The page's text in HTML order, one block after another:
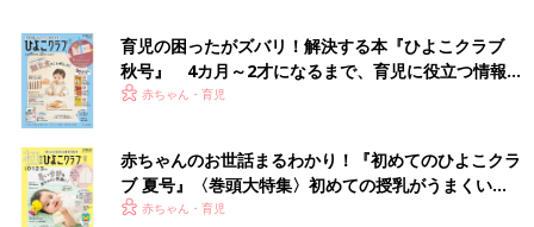
出典：Instagramアカウント「toraja3291」
toraja3291さんがセブンイレブンで見つけたのは金のマルゲリー
タ。本場さながらのごくシンプルなマルゲリータピザに、トマト
やブラックオリーブなどをトッピングしてオリジナルピザにした
育児の困ったがズバリ！解決する本『ひよこクラブ
秋号』 4カ月～2才になるまで、育児に役立つ情報が
いっぱい！
赤ちゃん・育児
赤ちゃんのお世話まるわかり！『初めてのひよこクラ
ブ 夏号』〈巻頭大特集〉初めての授乳がうまくい
く！ おっぱい・ミルクの基本と夏のトラブル 解決テ
赤ちゃん・育児